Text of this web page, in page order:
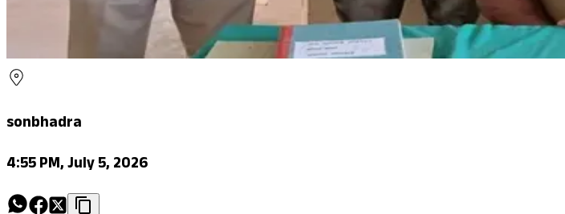
sonbhadra
4:55 PM, July 5, 2026